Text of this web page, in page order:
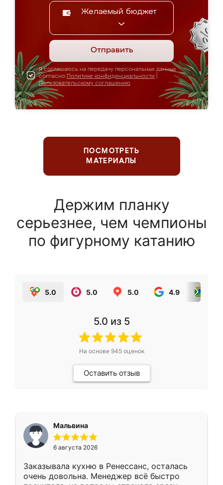
Желаемый бюджет
Отправить
Я соглашаюсь на передачу персональных данных
согласно Политике конфиденциальности
Пользовательскому соглашению
ПОСМОТРЕТЬ
МАТЕРИАЛЫ
Держим планку
серьезнее, чем чемпионы
по фигурному катанию
5.0 5.0 5.0 4.9
5.0 из 5
На основе 945оценок
Оставить отзыв
Мальвина
6 августа 2026
Заказывала кухню в Ренессанс, осталась
очень довольна. Менеджер всё быстро